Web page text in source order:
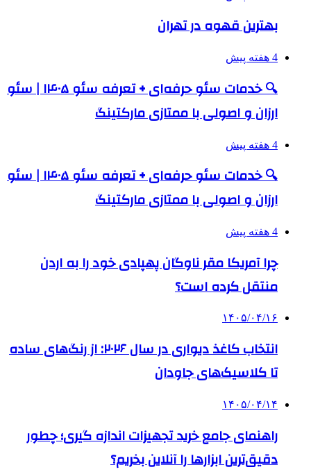
بهترین قهوه در تهران
4 هفته پیش
🔍 خدمات سئو حرفه‌ای + تعرفه سئو ۱۴۰۵ | سئو
ارزان و اصولی با ممتازی مارکتینگ
4 هفته پیش
🔍 خدمات سئو حرفه‌ای + تعرفه سئو ۱۴۰۵ | سئو
ارزان و اصولی با ممتازی مارکتینگ
4 هفته پیش
چرا آمریکا مقر ناوگان پهپادی خود را به اردن
منتقل کرده است؟
۱۴۰۵/۰۴/۱۶
انتخاب کاغذ دیواری در سال ۲۰۲۶: از رنگ‌های ساده
تا کلاسیک‌های جاودان
۱۴۰۵/۰۴/۱۴
راهنمای جامع خرید تجهیزات اندازه گیری؛ چطور
دقیق‌ترین ابزارها را آنلاین بخریم؟